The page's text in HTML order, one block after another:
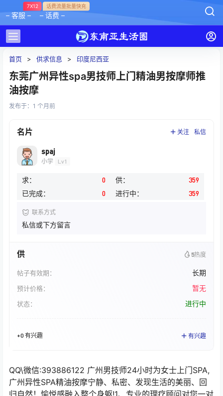
– 客服 –
7X12
– 话费 –
话费流量批量快充
首页 > 供求信息 > 印度尼西亚
东莞广州异性spa男技师上门精油男按摩师推
油按摩
发布于： 1 个月前
名片 关注 私信
spaj
小学 Lv1
求： 0 供：
359
已完成：
0 进行中： 359
联系方式
私信或下方留言
供 5热度
帖子有效期： 长期
预计价格： 暂无
状态： 进行中
+0 有兴趣 有兴趣
QQ\微信:393886122 广州男技师24小时为女士上门SPA,
广州异性SPA精油按摩宁静、私密、发现生活的美丽、回
归自然！愉悦感融入整个身躯!1、专业的理疗顾问对您一对